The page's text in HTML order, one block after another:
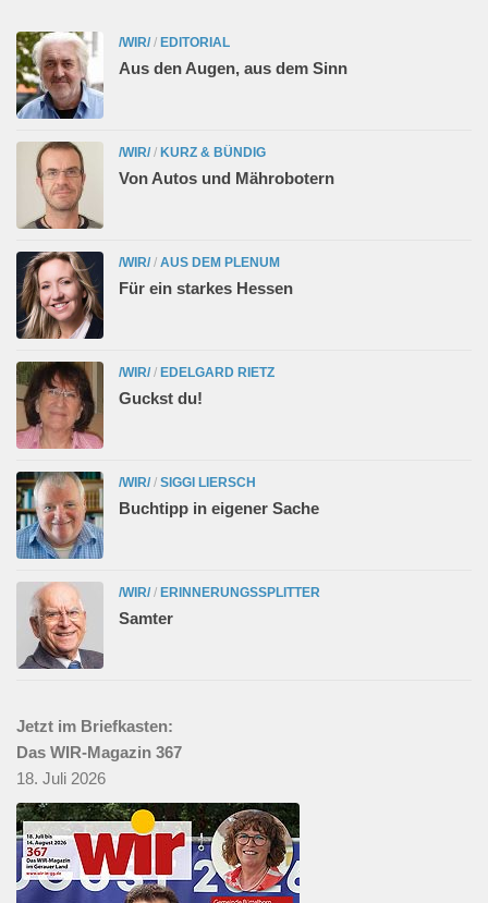
/WIR/ / EDITORIAL
Aus den Augen, aus dem Sinn
/WIR/ / KURZ & BÜNDIG
Von Autos und Mährobotern
/WIR/ / AUS DEM PLENUM
Für ein starkes Hessen
/WIR/ / EDELGARD RIETZ
Guckst du!
/WIR/ / SIGGI LIERSCH
Buchtipp in eigener Sache
/WIR/ / ERINNERUNGSSPLITTER
Samter
Jetzt im Briefkasten:
Das WIR-Magazin 367
18. Juli 2026